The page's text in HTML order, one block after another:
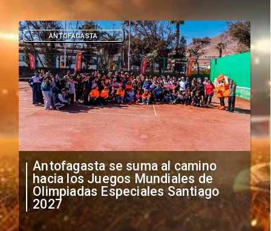
"Falta de profesionalismo": Sifup
anuncia medidas por situación
irregular de futbolistas
extranjeros
DEPORTES